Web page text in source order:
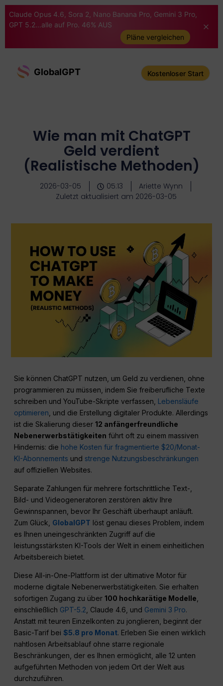
Claude Opus 4.6, Sora 2, Nano Banana Pro, Gemini 3 Pro,
GPT 5.2...alle auf Pro. 46% AUS
Pläne vergleichen
GlobalGPT Kostenloser Start
Wie man mit ChatGPT
Geld verdient
(Realistische Methoden)
2026-03-05 05:13
Ariette Wynn
Zuletzt aktualisiert am 2026-03-05
Sie können ChatGPT nutzen, um Geld zu verdienen, ohne
programmieren zu müssen, indem Sie freiberufliche Texte
schreiben und YouTube-Skripte verfassen, Lebensläufe
optimieren , und die Erstellung digitaler Produkte. Allerdings
ist die Skalierung dieser12 anfängerfreundliche
Nebenerwerbstätigkeiten führt oft zu einem massiven
Hindernis: die hohe Kosten für fragmentierte $20/Monat-
KI-Abonnements und strenge Nutzungsbeschränkungen
auf offiziellen Websites.
Separate Zahlungen für mehrere fortschrittliche Text-,
Bild- und Videogeneratoren zerstören aktiv Ihre
Gewinnspannen, bevor Ihr Geschäft überhaupt anläuft.
Zum Glück, GlobalGPT löst genau dieses Problem, indem
es Ihnen uneingeschränkten Zugriff auf die
leistungsstärksten KI-Tools der Welt in einem einheitlichen
Arbeitsbereich bietet.
Diese All-in-One-Plattform ist der ultimative Motor für
moderne digitale Nebenerwerbstätigkeiten. Sie erhalten
sofortigen Zugang zu über100 hochkarätige Modelle,
einschließlich GPT-5.2, Claude 4.6, und Gemini 3 Pro.
Anstatt mit teuren Einzelkonten zu jonglieren, beginnt der
Basic-Tarif bei$5.8 pro Monat. Erleben Sie einen wirklich
nahtlosen Arbeitsablauf ohne starre regionale
Beschränkungen, der es Ihnen ermöglicht, alle 12 unten
aufgeführten Methoden von jedem Ort der Welt aus
durchzuführen.